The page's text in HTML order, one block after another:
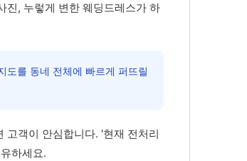
진, 누렇게 변한 웨딩드레스가 하
도를 동네 전체에 빠르게 퍼뜨릴
고객이 안심합니다. '현재 전처리
하세요.